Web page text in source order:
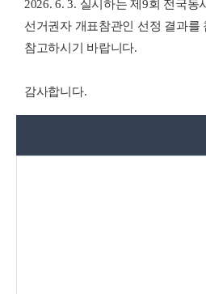
2026. 6. 3. 실시하는 제9회 전국동
선거권자 개표참관인 선정 결과를
참고하시기 바랍니다.
감사합니다.